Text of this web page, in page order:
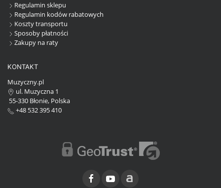
Regulamin sklepu
Regulamin kodów rabatowych
Koszty transportu
Sposoby płatności
Zakupy na raty
KONTAKT
Muzyczny.pl
ul. Muzyczna 1
55-330 Błonie, Polska
+48 532 395 410